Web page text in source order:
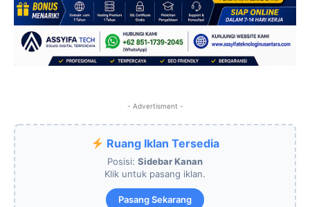
- Advertisment -
Ruang Iklan Tersedia
Posisi: Sidebar Kanan
Klik untuk pasang iklan.
Pasang Sekarang